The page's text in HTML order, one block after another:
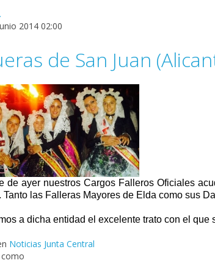
2014 02:00
de San Juan
de ayer nuestros Cargos Falleros Oficiales
Tanto las Falleras Mayores de Elda como sus
a dicha entidad el excelente trato con el que
Noticias Junta Central